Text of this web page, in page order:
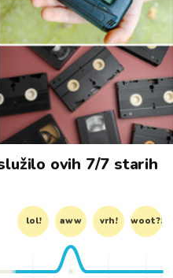
ovih 7/7 starih
lol! aww vrh! woot?!